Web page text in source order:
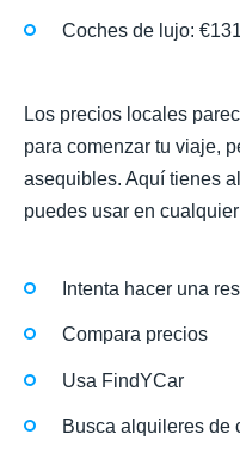
Coches de lujo:
Los precios locales
para comenzar tu viaje,
asequibles. Aquí tienes
puedes usar en
Intenta hacer una
Compara precios
Usa FindYCar
Busca alquileres de